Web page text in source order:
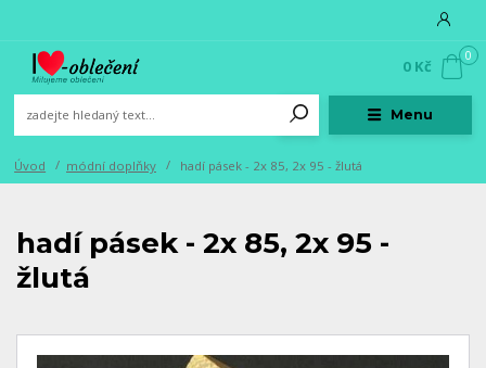
Menu
0
0 Kč
Úvod módní doplňky hadí pásek - 2x 85, 2x 95 - žlutá
hadí pásek - 2x 85, 2x 95 -
žlutá